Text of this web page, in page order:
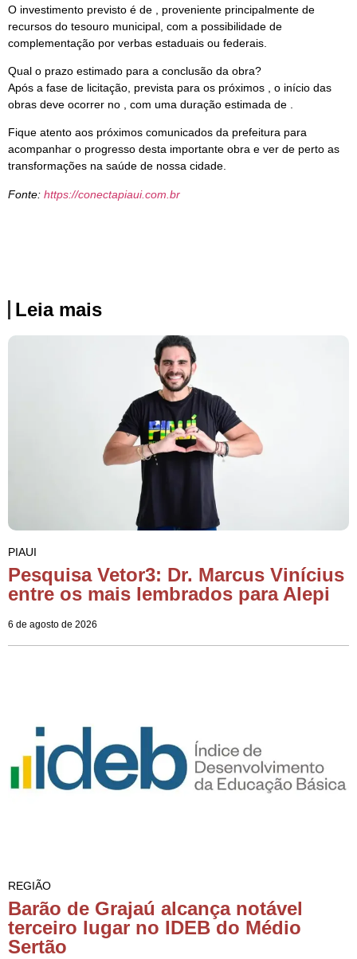
O investimento previsto é de , proveniente principalmente de
recursos do tesouro municipal, com a possibilidade de
complementação por verbas estaduais ou federais.
Qual o prazo estimado para a conclusão da obra?
Após a fase de licitação, prevista para os próximos , o início das
obras deve ocorrer no , com uma duração estimada de .
Fique atento aos próximos comunicados da prefeitura para
acompanhar o progresso desta importante obra e ver de perto as
transformações na saúde de nossa cidade.
Fonte: https://conectapiaui.com.br
Leia mais
PIAUI
Pesquisa Vetor3: Dr. Marcus Vinícius
entre os mais lembrados para Alepi
6 de agosto de 2026
REGIÃO
Barão de Grajaú alcança notável
terceiro lugar no IDEB do Médio
Sertão